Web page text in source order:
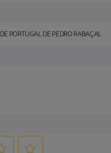
PORTUGAL DE PEDRO RABAÇAL